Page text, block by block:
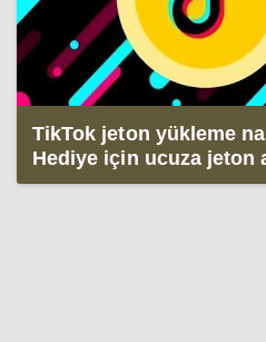
TikTok jeton yükleme
Hediye için ucuza jeton
yöntemi & coin fiyatları